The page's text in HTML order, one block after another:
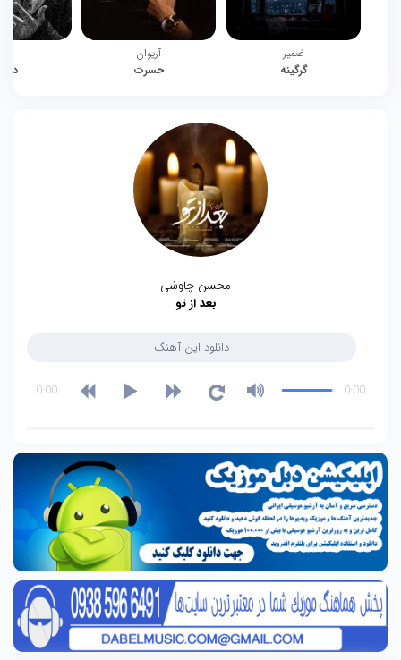
ضمیر
گرگینه
آریوان
حسرت
محسن چاوشی
بعد از تو
دانلود این آهنگ
0:00
0:00